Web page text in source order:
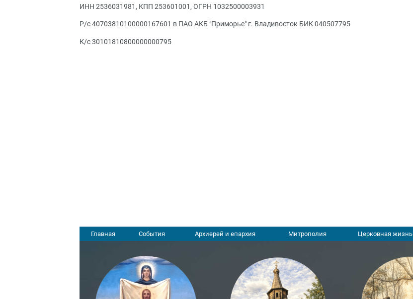
ИНН 2536031981, КПП 253601001, ОГРН 1032500003931
Р/с 40703810100000167601 в ПАО АКБ "Приморье" г. Владивосток БИК 040507795
К/с 30101810800000000795
Главная События Архиерей и епархия Митрополия Церковная жизнь